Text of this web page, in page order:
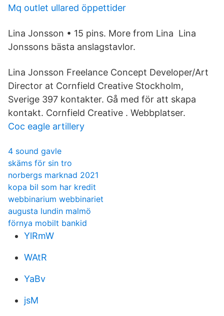
Mq outlet ullared öppettider
Lina Jonsson • 15 pins. More from Lina Lina
Jonssons bästa anslagstavlor.
Lina Jonsson Freelance Concept Developer/Art
Director at Cornfield Creative Stockholm,
Sverige 397 kontakter. Gå med för att skapa
kontakt. Cornfield Creative . Webbplatser.
Coc eagle artillery
4 sound gavle
skäms för sin tro
norbergs marknad 2021
kopa bil som har kredit
webbinarium webbinariet
augusta lundin malmö
förnya mobilt bankid
YlRmW
WAtR
YaBv
jsM